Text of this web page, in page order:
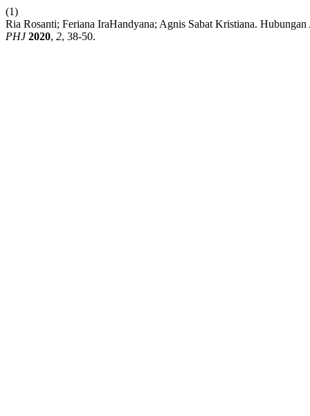
(1)
Ria Rosanti; Feriana IraHandyana; Agnis Sabat Kristiana.
PHJ 2020, 2, 38-50.